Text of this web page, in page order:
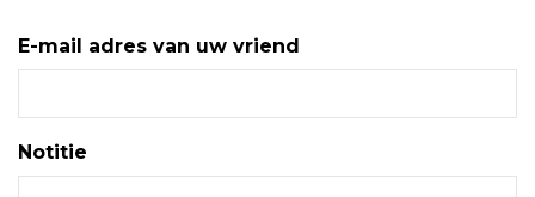
E-mail adres van uw vriend
Notitie